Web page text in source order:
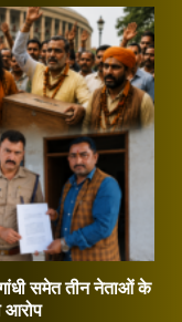
समेत तीन नेताओं के
आरोप